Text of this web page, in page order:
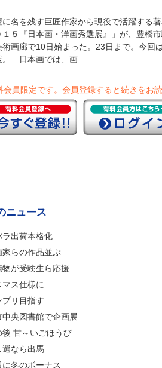
名を残す巨匠作家から現役で活躍する
１５『日本画・洋画秀選展』」が、豊橋
術画廊で10日始まった。23日まで。今回
。 日本画では、画...
員限定です。 会員登録すると続きをお
ニュース
ラ出荷本格化
家らの作品並ぶ
物が受験生ら応援
マス仕様に
プリ目指す
中央図書館で企画展
後 甘～いごほうび
選なら出馬
に冬のボーナス